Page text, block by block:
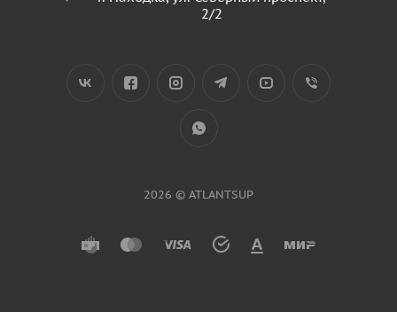
2/2
2026 © ATLANTSUP